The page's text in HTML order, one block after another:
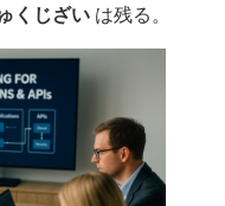
くじざい は残る。